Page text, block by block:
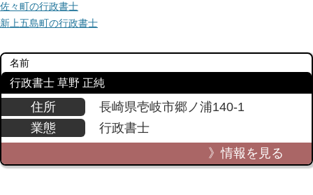
佐々町の行政書士
新上五島町の行政書士
名前
行政書士 草野 正純
住所
長崎県壱岐市郷ノ浦140-1
業態
行政書士
》情報を見る